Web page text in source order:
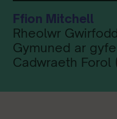
Ffion Mitchell
Rheolwr
Gymuned ar
Cadwraeth Forol